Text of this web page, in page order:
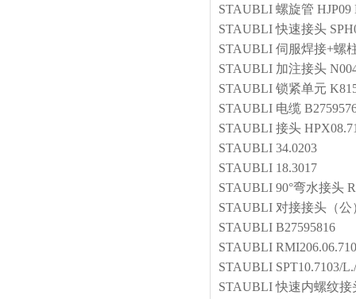
STAUBLI 螺旋管 HJP09
STAUBLI 快速接头
STAUBLI 伺服焊接+螺
STAUBLI 加注接头
STAUBLI 锁紧单元
STAUBLI 电缆
STAUBLI 接头
STAUBLI 34.0203
STAUBLI 18.3017
STAUBLI 90°弯水接头
STAUBLI 对接接头（公
STAUBLI B27595816
STAUBLI
STAUBLI SPT10.7103/
STAUBLI 快速内螺纹接